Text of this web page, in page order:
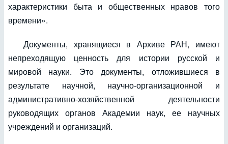
характеристики быта и общественных нравов того
времени».
Документы, хранящиеся в Архиве РАН, имеют
непреходящую ценность для истории русской и
мировой науки. Это документы, отложившиеся в
результате научной, научно-организационной и
административно-хозяйственной деятельности
руководящих органов Академии наук, ее научных
учреждений и организаций.